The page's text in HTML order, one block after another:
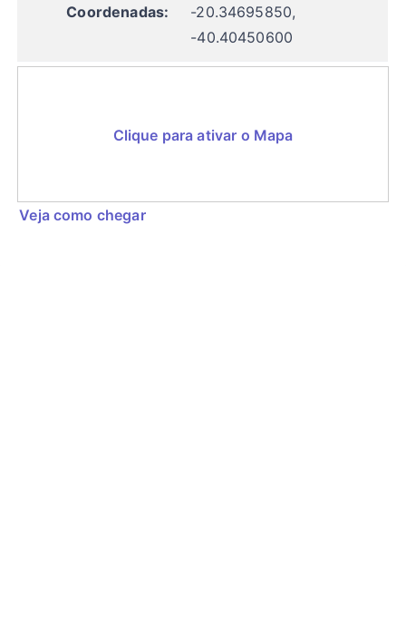
Coordenadas:
-20.34695850,
-40.40450600
Clique para ativar o Mapa
Veja como chegar